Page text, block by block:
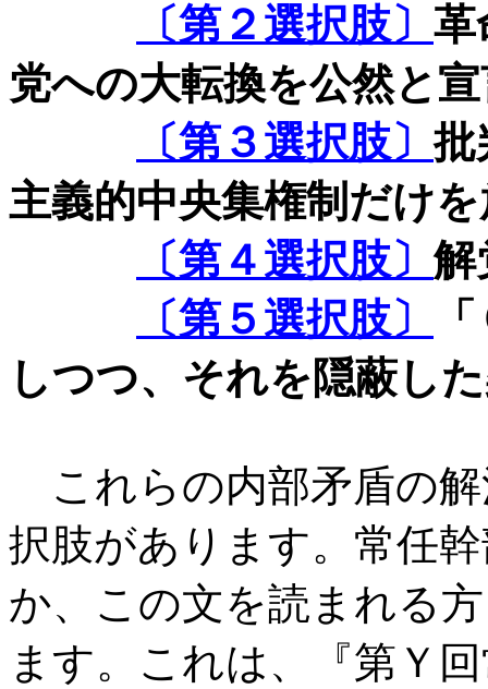
〔第２選択肢〕 革
党への大転換を公然と
〔第３選択肢〕批
主義的中央集権制だけ
〔第４選択肢〕解
〔第５選択肢〕
しつつ、それを隠蔽し
これらの内部矛盾の
択肢があります。常任
か、この文を読まれる
ます。これは、
『第Ｙ